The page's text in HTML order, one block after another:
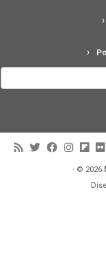
· © 2026